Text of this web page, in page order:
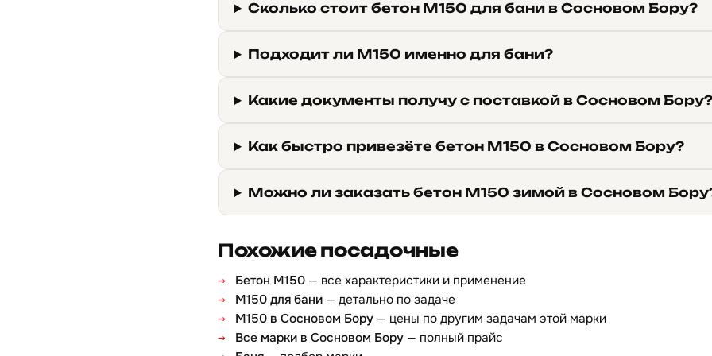
Сколько стоит бетон М150 для бани в Сосновом Бору?
Подходит ли М150 именно для бани?
Какие документы получу с поставкой в Сосновом Бору?
Как быстро привезёте бетон М150 в Сосновом Бору?
Можно ли заказать бетон М150 зимой в Сосновом
Похожие посадочные
Бетон М150 — все характеристики и применение
М150 для бани — детально по задаче
М150 в Сосновом Бору — цены по другим задачам этой марки
Все марки в Сосновом Бору — полный прайс